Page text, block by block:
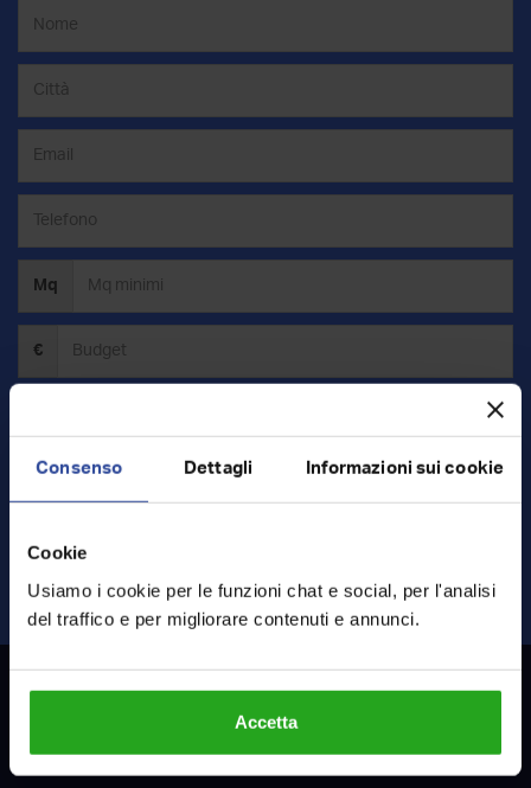
Consenso Dettagli Informazioni sui cookie
Cookie
Usiamo i cookie per le funzioni chat e social, per l'analisi
del traffico e per migliorare contenuti e annunci.
Accetta
Mq
€
Ho letto e accetto